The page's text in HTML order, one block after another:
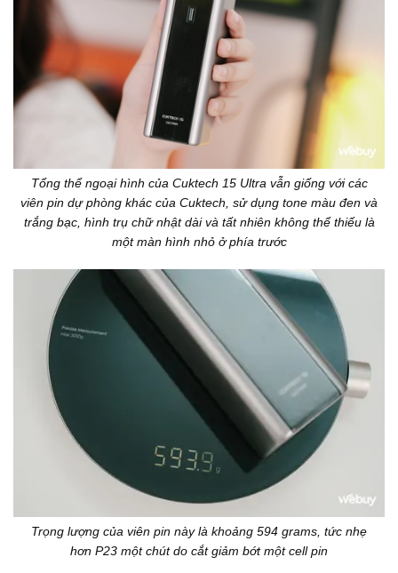
Tổng thể ngoại hình của Cuktech 15 Ultra vẫn giống với các
viên pin dự phòng khác của Cuktech, sử dụng tone màu đen và
trắng bạc, hình trụ chữ nhật dài và tất nhiên không thể thiếu là
một màn hình nhỏ ở phía trước
Trọng lượng của viên pin này là khoảng 594 grams, tức nhẹ
hơn P23 một chút do cắt giảm bớt một cell pin